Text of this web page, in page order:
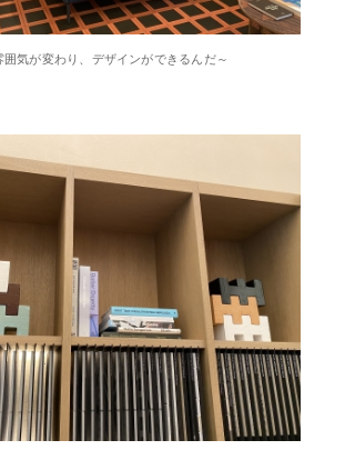
囲気が変わり、デザインができるんだ～